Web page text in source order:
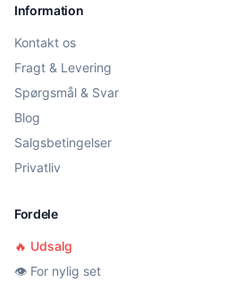
Information
Kontakt os
Fragt & Levering
Spørgsmål & Svar
Blog
Salgsbetingelser
Privatliv
Fordele
🔥 Udsalg
👁️ For nylig set